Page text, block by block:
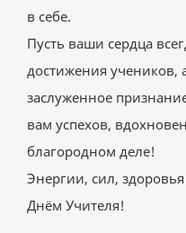
в себе.
Пусть ваши сердца
достижения учеников,
заслуженное
вам успехов,
благородном деле!
Энергии, сил,
Днём Учителя!